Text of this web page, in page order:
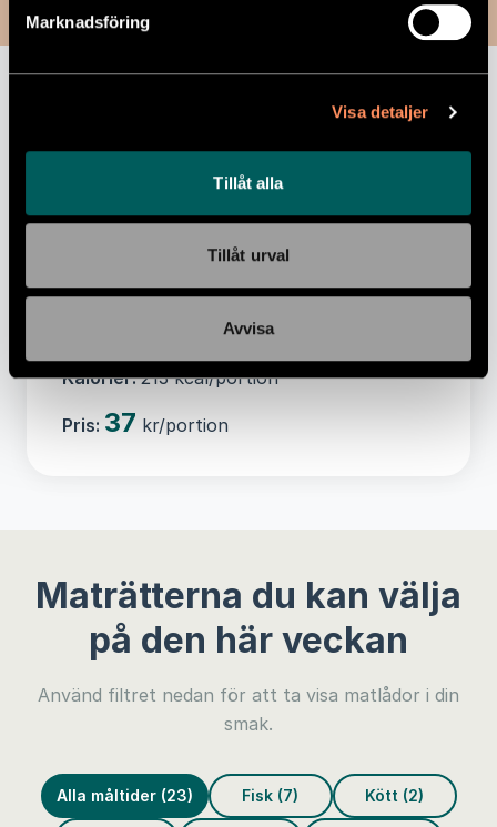
Marknadsföring
Visa detaljer
Tillåt alla
Tillåt urval
Avvisa
Mättat fett 3,8 g, Kolhydrater 49 g, -varav
Sockerarter 13,1 g, Protein 11,1 g, Salt 0 g
Glutenfri HAVREgryn, dadlar,
VALNÖTTER, kokosfett, kaffe(2%),
Allergener:HAVRE, NÖTTER
50 gram/portion
Kalorier:213 kcal/portion
Pris: 37 kr/portion
Maträtterna du kan välja
på den här veckan
Använd filtret nedan för att ta visa matlådor i din
smak.
Alla måltider (23) Fisk (7) Kött (2)